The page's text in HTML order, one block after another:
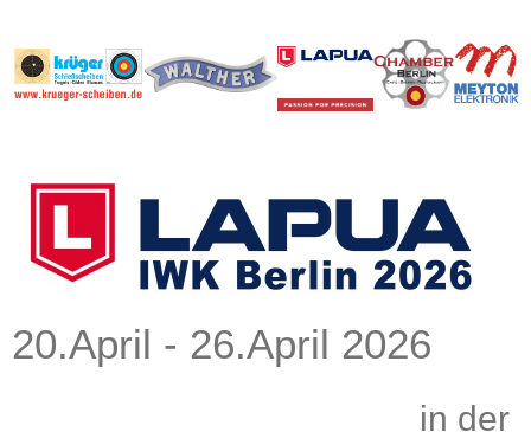
20.April - 26.April 2026
in der